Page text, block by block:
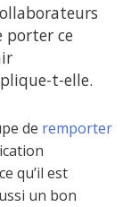
porter ce
t-elle.
de remporter
qu’il est
un bon